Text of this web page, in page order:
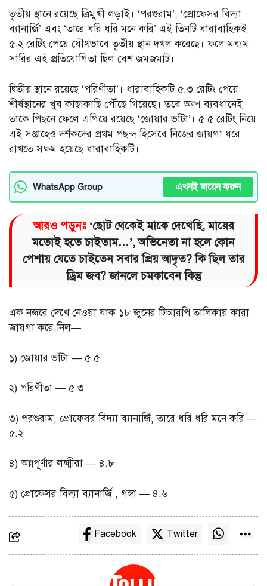
তৃতীয় স্থানে রয়েছে ত্রিমুখী লড়াই। ‘পরশুরাম’, ‘প্রোফেসর বিদ্যা
ব্যানার্জি’ এবং ‘তারে ধরি ধরি মনে করি’ এই তিনটি ধারাবাহিকই
৫.২ রেটিং পেয়ে যৌথভাবে তৃতীয় স্থান দখল করেছে। ফলে মধ্যম
সারির এই প্রতিযোগিতা ছিল বেশ জমজমাট।
দ্বিতীয় স্থানে রয়েছে ‘পরিণীতা’। ধারাবাহিকটি ৫.৩ রেটিং পেয়ে
শীর্ষস্থানের খুব কাছাকাছি পৌঁছে গিয়েছে। তবে অল্প ব্যবধানেই
তাকে পিছনে ফেলে এগিয়ে রয়েছে ‘জোয়ার ভাঁটা’। ৫.৫ রেটিং নিয়ে
এই সপ্তাহেও দর্শকদের প্রথম পছন্দ হিসেবে নিজের জায়গা ধরে
রাখতে সক্ষম হয়েছে ধারাবাহিকটি।
WhatsApp Group এখনই জয়েন করুন
আরও পড়ুনঃ‘ছোট থেকেই মাকে দেখেছি, মায়ের
মতোই হতে চাইতাম…’, অভিনেতা না হলে কোন
পেশায় যেতে চাইতেন সবার প্রিয় আদৃত? কি ছিল তার
ড্রিম জব? জানলে চমকাবেন কিন্তু
এক নজরে দেখে নেওয়া যাক ১৮ জুনের টিআরপি তালিকায় কারা
জায়গা করে নিল—
১) জোয়ার ভাঁটা — ৫.৫
২) পরিণীতা — ৫.৩
৩) পরশুরাম, প্রোফেসর বিদ্যা ব্যানার্জি, তারে ধরি ধরি মনে করি —
৫.২
৪) অন্নপূর্ণার লক্ষ্মীরা — ৪.৮
৫) প্রোফেসর বিদ্যা ব্যানার্জি , গঙ্গা — ৪.৬
Facebook Twitter